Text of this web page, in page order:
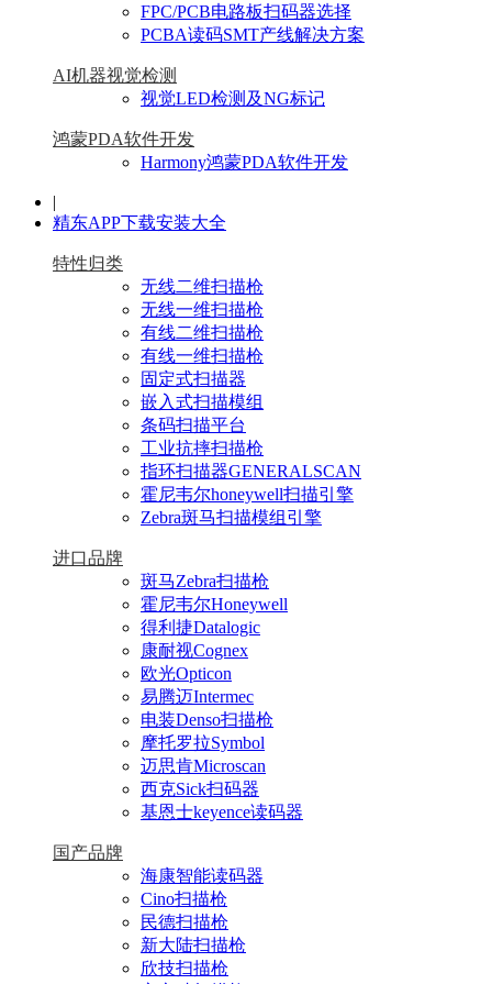
FPC/PCB电路板扫码器选择
PCBA读码SMT产线解决方案
AI机器视觉检测
视觉LED检测及NG标记
鸿蒙PDA软件开发
Harmony鸿蒙PDA软件开发
|
精东APP下载安装大全
特性归类
无线二维扫描枪
无线一维扫描枪
有线二维扫描枪
有线一维扫描枪
固定式扫描器
嵌入式扫描模组
条码扫描平台
工业抗摔扫描枪
指环扫描器GENERALSCAN
霍尼韦尔honeywell扫描引擎
Zebra斑马扫描模组引擎
进口品牌
斑马Zebra扫描枪
霍尼韦尔Honeywell
得利捷Datalogic
康耐视Cognex
欧光Opticon
易腾迈Intermec
电装Denso扫描枪
摩托罗拉Symbol
迈思肯Microscan
西克Sick扫码器
基恩士keyence读码器
国产品牌
海康智能读码器
Cino扫描枪
民德扫描枪
新大陆扫描枪
欣技扫描枪